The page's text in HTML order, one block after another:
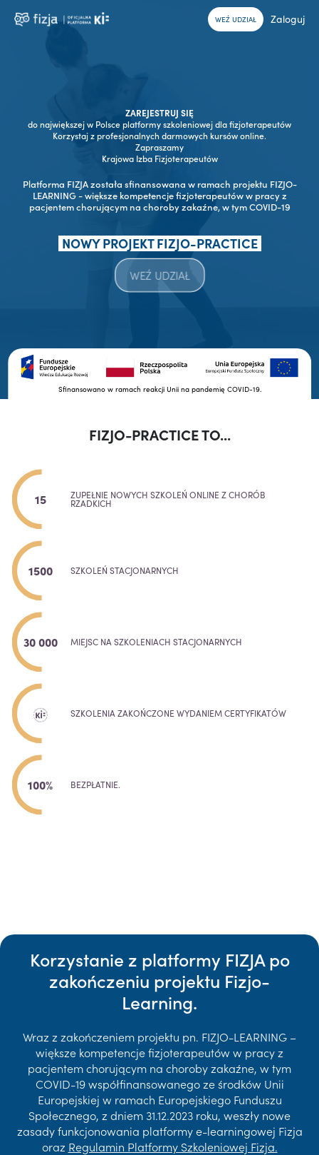
WEŹ UDZIAŁ Zaloguj
Sfinansowano w ramach reakcji Unii na pandemię COVID-19.
ZAREJESTRUJ SIĘ
do największej w Polsce platformy szkoleniowej dla fizjoterapeutów
Korzystaj z profesjonalnych darmowych kursów online.
Zapraszamy
Krajowa Izba Fizjoterapeutów
Platforma FIZJA została sfinansowana w ramach projektu FIZJO-
LEARNING - większe kompetencje fizjoterapeutów w pracy z
pacjentem chorującym na choroby zakaźne, w tym COVID-19
NOWY PROJEKT FIZJO-PRACTICE
WEŹ UDZIAŁ
FIZJO-PRACTICE TO...
15 ZUPEŁNIE NOWYCH SZKOLEŃ ONLINE Z CHORÓB
RZADKICH
1500 SZKOLEŃ STACJONARNYCH
30 000 MIEJSC NA SZKOLENIACH STACJONARNYCH
SZKOLENIA ZAKOŃCZONE WYDANIEM CERTYFIKATÓW
100% BEZPŁATNIE.
Korzystanie z platformy FIZJA po
zakończeniu projektu Fizjo-
Learning.
Wraz z zakończeniem projektu pn. FIZJO-LEARNING –
większe kompetencje fizjoterapeutów w pracy z
pacjentem chorującym na choroby zakaźne, w tym
COVID-19 współfinansowanego ze środków Unii
Europejskiej w ramach Europejskiego Funduszu
Społecznego, z dniem 31.12.2023 roku, weszły nowe
zasady funkcjonowania platformy e-learningowej Fizja
oraz Regulamin Platformy Szkoleniowej Fizja.